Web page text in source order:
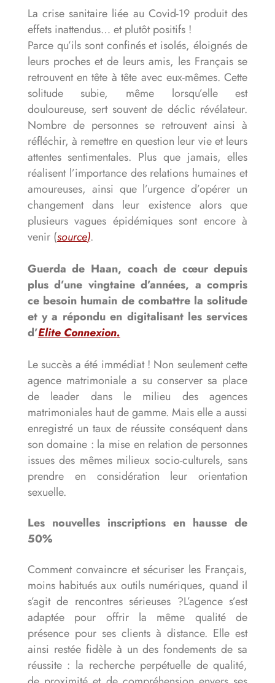
La crise sanitaire liée au Covid-19 produit des
effets inattendus… et plutôt positifs !
Parce qu’ils sont confinés et isolés, éloignés de
leurs proches et de leurs amis, les Français se
retrouvent en tête à tête avec eux-mêmes. Cette
solitude subie, même lorsqu’elle est
douloureuse, sert souvent de déclic révélateur.
Nombre de personnes se retrouvent ainsi à
réfléchir, à remettre en question leur vie et leurs
attentes sentimentales. Plus que jamais, elles
réalisent l’importance des relations humaines et
amoureuses, ainsi que l’urgence d’opérer un
changement dans leur existence alors que
plusieurs vagues épidémiques sont encore à
venir (source).
Guerda de Haan, coach de cœur depuis
plus d’une vingtaine d’années, a compris
ce besoin humain de combattre la solitude
et y a répondu en digitalisant les services
d’Elite Connexion.
Le succès a été immédiat ! Non seulement cette
agence matrimoniale a su conserver sa place
de leader dans le milieu des agences
matrimoniales haut de gamme. Mais elle a aussi
enregistré un taux de réussite conséquent dans
son domaine : la mise en relation de personnes
issues des mêmes milieux socio-culturels, sans
prendre en considération leur orientation
sexuelle.
Les nouvelles inscriptions en hausse de
50%
Comment convaincre et sécuriser les Français,
moins habitués aux outils numériques, quand il
s’agit de rencontres sérieuses ?L’agence s’est
adaptée pour offrir la même qualité de
présence pour ses clients à distance. Elle est
ainsi restée fidèle à un des fondements de sa
réussite : la recherche perpétuelle de qualité,